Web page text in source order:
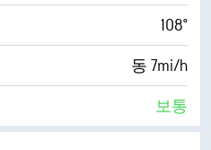
108°
동 7mi/h
보통